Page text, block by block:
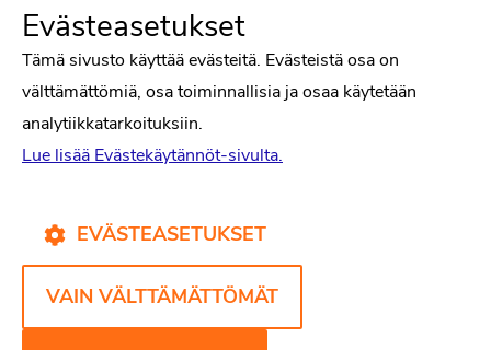
Puh. 09-6122 9122
Psykologiliiton sivut
Tiede
Puheenvuorot
Kirjat
Yhteystiedot
Evästeasetukset
Tämä sivusto käyttää evästeitä. Evästeistä osa on
välttämättömiä, osa toiminnallisia ja osaa käytetään
analytiikkatarkoituksiin.
Lue lisää Evästekäytännöt-sivulta.
EVÄSTEASETUKSET
VAIN VÄLTTÄMÄTTÖMÄT